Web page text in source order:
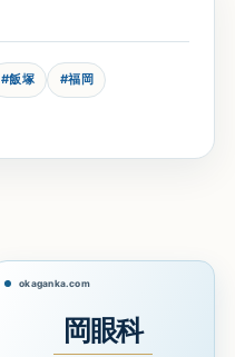
#飯塚 #福岡
okaganka.com
岡眼科